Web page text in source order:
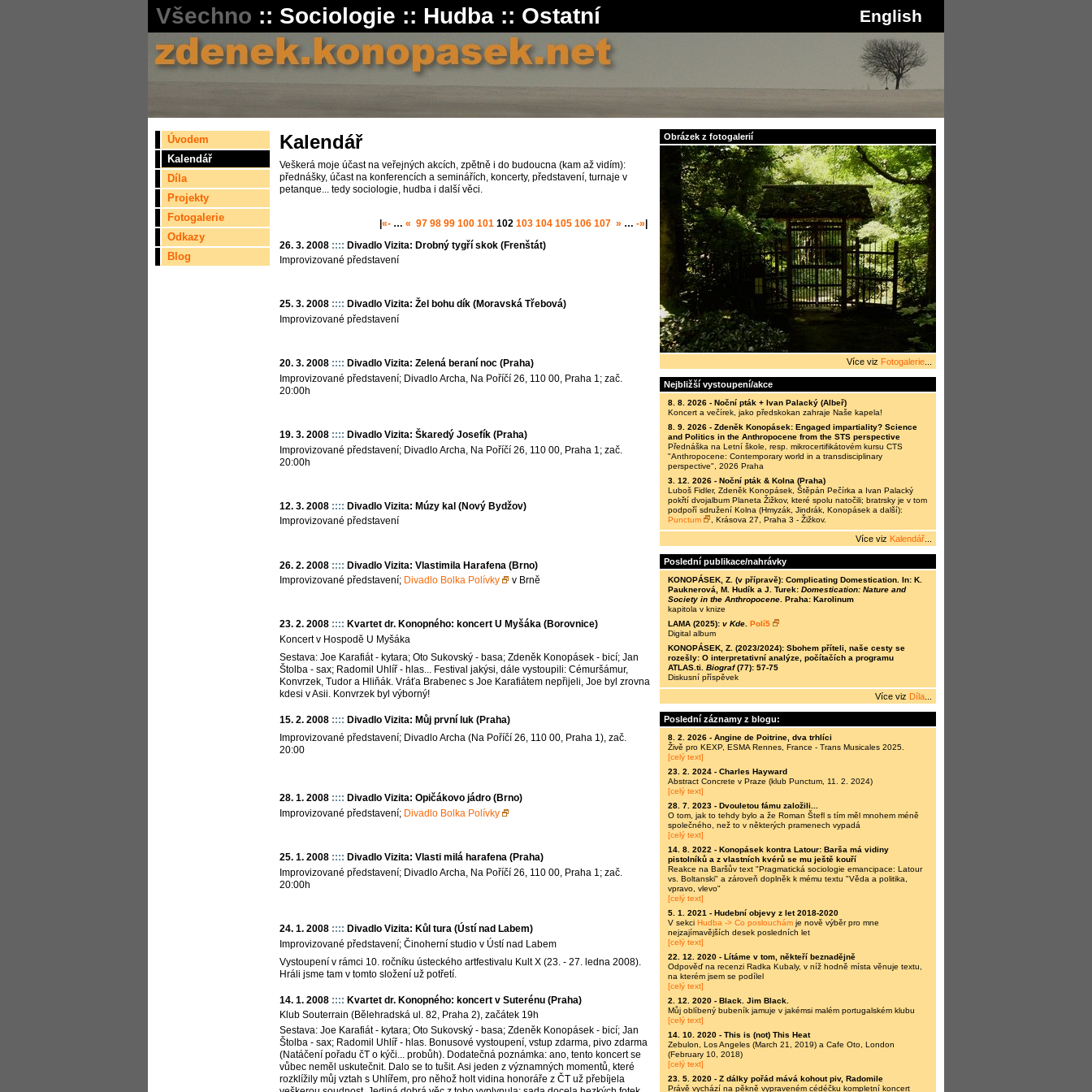
English
Všechno :: Sociologie :: Hudba :: Ostatní
Úvodem
Kalendář
Díla
Projekty
Fotogalerie
Odkazy
Blog
Kalendář
Veškerá moje účast na veřejných akcích, zpětně i do budoucna (kam až vidím):
přednášky, účast na konferencích a seminářích, koncerty, představení, turnaje v
petanque... tedy sociologie, hudba i další věci.
|«- … « 97 98 99 100 101 102 103 104 105 106 107 » … -»|
26. 3. 2008 :::: Divadlo Vizita: Drobný tygří skok (Frenštát)
Improvizované představení
25. 3. 2008 :::: Divadlo Vizita: Žel bohu dík (Moravská Třebová)
Improvizované představení
20. 3. 2008 :::: Divadlo Vizita: Zelená beraní noc (Praha)
Improvizované představení; Divadlo Archa, Na Poříčí 26, 110 00, Praha 1; zač.
20:00h
19. 3. 2008 :::: Divadlo Vizita: Škaredý Josefík (Praha)
Improvizované představení; Divadlo Archa, Na Poříčí 26, 110 00, Praha 1; zač.
20:00h
12. 3. 2008 :::: Divadlo Vizita: Múzy kal (Nový Bydžov)
Improvizované představení
26. 2. 2008 :::: Divadlo Vizita: Vlastimila Harafena (Brno)
Improvizované představení; Divadlo Bolka Polívky v Brně
23. 2. 2008 :::: Kvartet dr. Konopného: koncert U Myšáka (Borovnice)
Koncert v Hospodě U Myšáka
Sestava: Joe Karafiát - kytara; Oto Sukovský - basa; Zdeněk Konopásek - bicí; Jan
Štolba - sax; Radomil Uhlíř - hlas... Festival jakýsi, dále vystoupili: Cémuršámur,
Konvrzek, Tudor a Hliňák. Vráťa Brabenec s Joe Karafiátem nepřijeli, Joe byl zrovna
kdesi v Asii. Konvrzek byl výborný!
15. 2. 2008 :::: Divadlo Vizita: Můj první luk (Praha)
Improvizované představení; Divadlo Archa (Na Poříčí 26, 110 00, Praha 1), zač.
20:00
28. 1. 2008 :::: Divadlo Vizita: Opičákovo jádro (Brno)
Improvizované představení; Divadlo Bolka Polívky
25. 1. 2008 :::: Divadlo Vizita: Vlasti milá harafena (Praha)
Improvizované představení; Divadlo Archa, Na Poříčí 26, 110 00, Praha 1; zač.
20:00h
24. 1. 2008 :::: Divadlo Vizita: Kůl tura (Ústí nad Labem)
Improvizované představení; Činoherní studio v Ústí nad Labem
Vystoupení v rámci 10. ročníku ústeckého artfestivalu Kult X (23. - 27. ledna 2008).
Hráli jsme tam v tomto složení už potřetí.
14. 1. 2008 :::: Kvartet dr. Konopného: koncert v Suterénu (Praha)
Klub Souterrain (Bělehradská ul. 82, Praha 2), začátek 19h
Sestava: Joe Karafiát - kytara; Oto Sukovský - basa; Zdeněk Konopásek - bicí; Jan
Štolba - sax; Radomil Uhlíř - hlas. Bonusové vystoupení, vstup zdarma, pivo zdarma
(Natáčení pořadu čT o kýči... probůh). Dodatečná poznámka: ano, tento koncert se
vůbec neměl uskutečnit. Dalo se to tušit. Asi jeden z významných momentů, které
rozklížily můj vztah s Uhlířem, pro něhož holt vidina honoráře z ČT už přebíjela
Obrázek z fotogalerií
Více viz Fotogalerie
Nejbližší vystoupení/akce
8. 8. 2026 - Noční pták + Ivan Palacký (Albeř)
Koncert a večírek, jako předskokan zahraje Naše kapela!
8. 9. 2026 - Zdeněk Konopásek: Engaged impartiality? Science
and Politics in the Anthropocene from the STS perspective
Přednáška na Letní škole, resp. mikrocertifikátovém kursu CTS
"Anthropocene: Contemporary world in a transdisciplinary
perspective", 2026 Praha
3. 12. 2026 - Noční pták & Kolna (Praha)
Luboš Fidler, Zdeněk Konopásek, Štěpán Pečírka a Ivan Palacký
pokřtí dvojalbum Planeta Žižkov, které spolu natočili; bratrsky je v tom
podpoří sdružení Kolna (Hmyzák, Jindrák, Konopásek a další):
Punctum
, Krásova 27, Praha 3 - Žižkov.
Více viz Kalendář
Poslední publikace/nahrávky
KONOPÁSEK, Z. (v přípravě): Complicating Domestication. In: K.
Pauknerová, M. Hudík a J. Turek: Domestication: Nature and
Society in the Anthropocene . Praha: Karolinum
kapitola v knize
LAMA (2025): v Kde Polí5
Digital album
KONOPÁSEK, Z. (2023/2024): Sbohem příteli, naše cesty se
rozešly: O interpretativní analýze, počítačích a programu
ATLAS.ti. Biograf(77): 57-75
Diskusní příspěvek
Více viz Díla
Poslední záznamy z blogu:
8. 2. 2026 - Angine de Poitrine, dva trhlíci
Živě pro KEXP, ESMA Rennes, France - Trans Musicales 2025.
[celý text]
23. 2. 2024 - Charles Hayward
Abstract Concrete v Praze (klub Punctum, 11. 2. 2024)
[celý text]
28. 7. 2023 - Dvouletou fámu založili...
O tom, jak to tehdy bylo a že Roman Štefl s tím měl mnohem méně
společného, než to v některých pramenech vypadá
[celý text]
14. 8. 2022 - Konopásek kontra Latour: Barša má vidiny
pistolníků a z vlastních kvérů se mu ještě kouří
Reakce na Baršův text "Pragmatická sociologie emancipace: Latour
vs. Boltanski" a zároveň doplněk k mému textu "Věda a politika,
vpravo, vlevo"
[celý text]
5. 1. 2021 - Hudební objevy z let 2018-2020
V sekci Hudba -> Co poslouchám je nově výběr pro mne
nejzajímavějších desek posledních let
[celý text]
22. 12. 2020 - Lítáme v tom, někteří beznadějně
Odpověď na recenzi Radka Kubaly, v níž hodně místa věnuje textu,
na kterém jsem se podílel
[celý text]
2. 12. 2020 - Black. Jim Black.
Můj oblíbený bubeník jamuje v jakémsi malém portugalském klubu
[celý text]
14. 10. 2020 - This is (not) This Heat
Zebulon, Los Angeles (March 21, 2019) a Cafe Oto, London
(February 10, 2018)
[celý text]
23. 5. 2020 - Z dálky pořád mává kohout piv, Radomile
Právě vychází na pěkně vypraveném cédéčku kompletní koncert